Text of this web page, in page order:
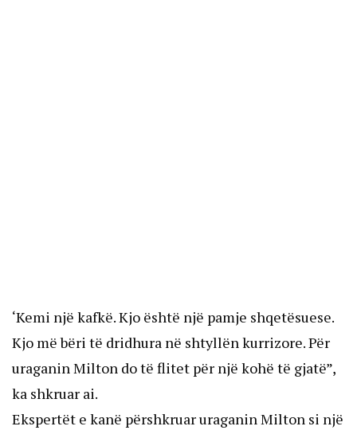
‘Kemi një kafkë. Kjo është një pamje shqetësuese.
Kjo më bëri të dridhura në shtyllën kurrizore. Për
uraganin Milton do të flitet për një kohë të gjatë”,
ka shkruar ai.
Ekspertët e kanë përshkruar uraganin Milton si një